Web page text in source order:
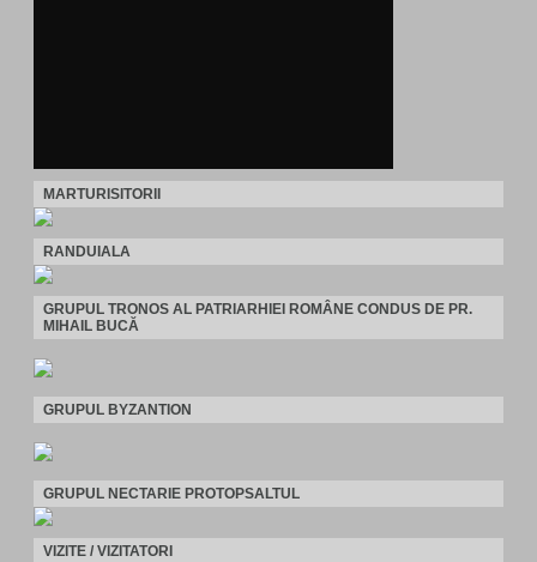
MARTURISITORII
RANDUIALA
GRUPUL TRONOS AL PATRIARHIEI ROMÂNE CONDUS DE PR.
MIHAIL BUCĂ
GRUPUL BYZANTION
GRUPUL NECTARIE PROTOPSALTUL
VIZITE / VIZITATORI